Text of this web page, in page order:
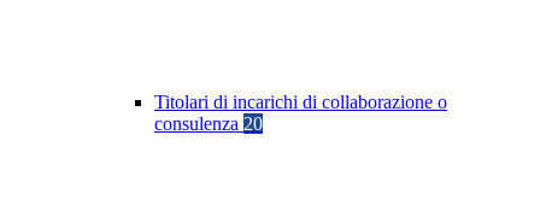
Titolari di incarichi di collaborazione o
consulenza 20